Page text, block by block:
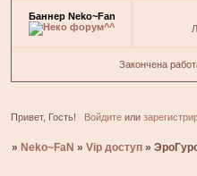
Баннер Neko~Fan
Закончена
Привет, Гость! Войдитеили
» Neko~FaN »Vip доступ »